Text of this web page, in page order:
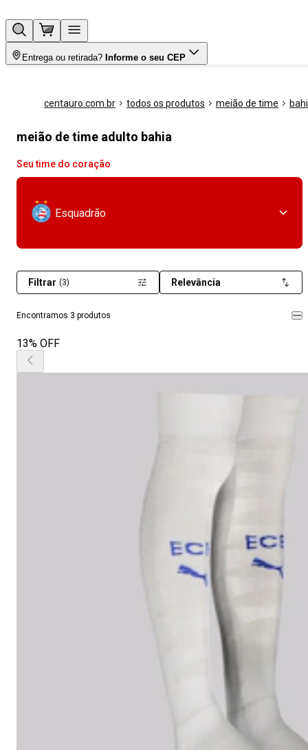
Entrega ou retirada? Informe o seu CEP
centauro.com.br todos os produtos meião de time
meião de time adulto bahia
Seu time do coração
Esquadrão
Encontramos 3 produtos
Filtrar (3) Relevância
13% OFF